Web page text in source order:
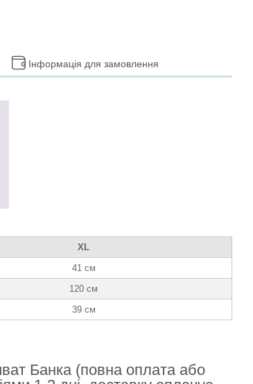
Інформація для замовлення
XL
41 см
120 см
39 см
Банка (повна оплата або